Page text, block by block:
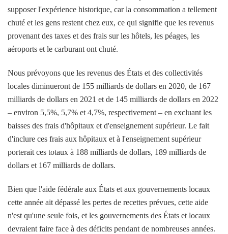
supposer l'expérience historique, car la consommation a tellement
chuté et les gens restent chez eux, ce qui signifie que les revenus
provenant des taxes et des frais sur les hôtels, les péages, les
aéroports et le carburant ont chuté.
Nous prévoyons que les revenus des États et des collectivités
locales diminueront de 155 milliards de dollars en 2020, de 167
milliards de dollars en 2021 et de 145 milliards de dollars en 2022
– environ 5,5%, 5,7% et 4,7%, respectivement – en excluant les
baisses des frais d'hôpitaux et d'enseignement supérieur. Le fait
d'inclure ces frais aux hôpitaux et à l'enseignement supérieur
porterait ces totaux à 188 milliards de dollars, 189 milliards de
dollars et 167 milliards de dollars.
Bien que l'aide fédérale aux États et aux gouvernements locaux
cette année ait dépassé les pertes de recettes prévues, cette aide
n'est qu'une seule fois, et les gouvernements des États et locaux
devraient faire face à des déficits pendant de nombreuses années.